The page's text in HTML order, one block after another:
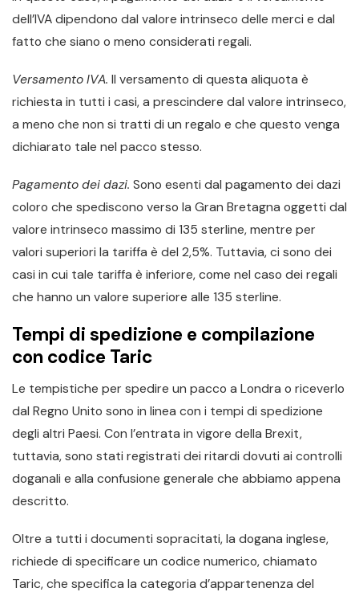
dell’IVA dipendono dal valore intrinseco delle merci e dal
fatto che siano o meno considerati regali.
Versamento IVA. Il versamento di questa aliquota è
richiesta in tutti i casi, a prescindere dal valore intrinseco,
a meno che non si tratti di un regalo e che questo venga
dichiarato tale nel pacco stesso.
Pagamento dei dazi. Sono esenti dal pagamento dei dazi
coloro che spediscono verso la Gran Bretagna oggetti dal
valore intrinseco massimo di 135 sterline, mentre per
valori superiori la tariffa è del 2,5%. Tuttavia, ci sono dei
casi in cui tale tariffa è inferiore, come nel caso dei regali
che hanno un valore superiore alle 135 sterline.
Tempi di spedizione e compilazione
con codice Taric
Le tempistiche per spedire un pacco a Londra o riceverlo
dal Regno Unito sono in linea con i tempi di spedizione
degli altri Paesi. Con l’entrata in vigore della Brexit,
tuttavia, sono stati registrati dei ritardi dovuti ai controlli
doganali e alla confusione generale che abbiamo appena
descritto.
Oltre a tutti i documenti sopracitati, la dogana inglese,
richiede di specificare un codice numerico, chiamato
Taric, che specifica la categoria d’appartenenza del